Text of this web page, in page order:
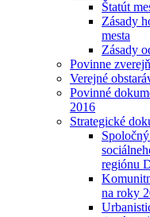
Štatút
Zásady
mesta
Zásady
Povinne
Verejné
Povinné
2016
Strategické
regiónu
na roky